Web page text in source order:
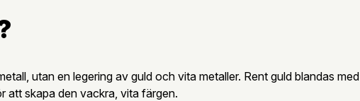
utan en legering av guld och vita metaller. Rent guld blandas med
att skapa den vackra, vita färgen.